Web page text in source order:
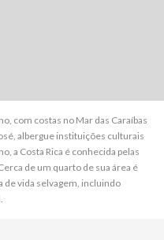
com costas no Mar das Caraíbas
albergue instituições culturais
a Costa Rica é conhecida pelas
de um quarto de sua área é
de vida selvagem, incluindo